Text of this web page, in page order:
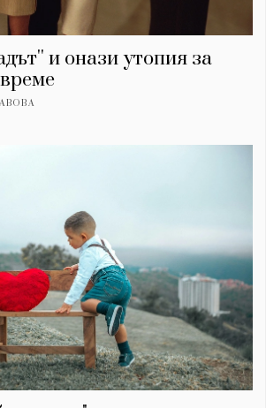
и онази утопия за
ЗА НАС
Условия за
ползване
За нас
Реклама
Политика за